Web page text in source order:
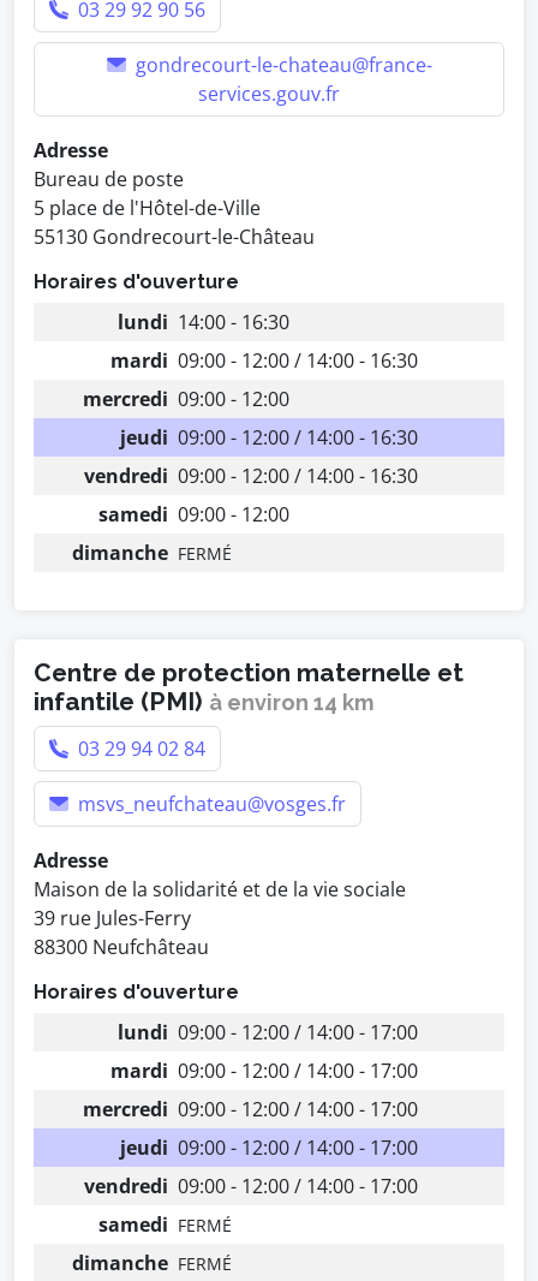
03 29 92 90 56
gondrecourt-le-chateau@france-
services.gouv.fr
Adresse
Bureau de poste
5 place de l'Hôtel-de-Ville
55130 Gondrecourt-le-Château
Horaires d'ouverture
lundi 14:00 - 16:30
mardi 09:00 - 12:00 / 14:00 - 16:30
mercredi 09:00 - 12:00
jeudi 09:00 - 12:00 / 14:00 - 16:30
vendredi 09:00 - 12:00 / 14:00 - 16:30
samedi 09:00 - 12:00
dimanche FERMÉ
Centre de protection maternelle et
infantile (PMI) à environ 14 km
03 29 94 02 84
msvs_neufchateau@vosges.fr
Adresse
Maison de la solidarité et de la vie sociale
39 rue Jules-Ferry
88300 Neufchâteau
Horaires d'ouverture
lundi 09:00 - 12:00 / 14:00 - 17:00
mardi 09:00 - 12:00 / 14:00 - 17:00
mercredi 09:00 - 12:00 / 14:00 - 17:00
jeudi 09:00 - 12:00 / 14:00 - 17:00
vendredi 09:00 - 12:00 / 14:00 - 17:00
samedi FERMÉ
dimanche FERMÉ